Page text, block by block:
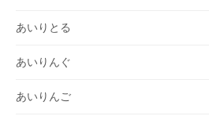
あいりとる
あいりんぐ
あいりんご